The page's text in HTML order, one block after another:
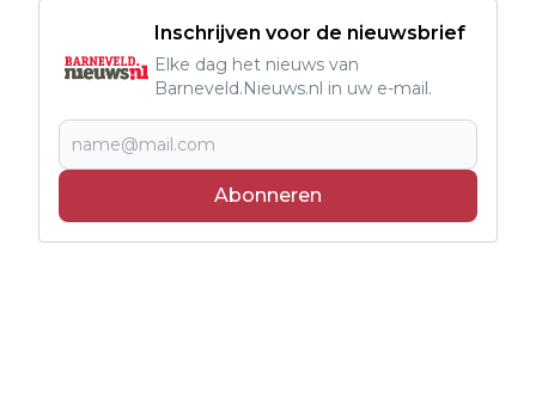
Inschrijven voor de nieuwsbrief
Elke dag het nieuws van
Barneveld.Nieuws.nl in uw e-mail.
Abonneren